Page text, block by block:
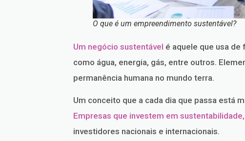
O que é um empreendimento sustentável?
Um negócio sustentável é aquele que usa
como água, energia, gás, entre outros.
permanência humana no mundo terra.
Um conceito que a cada dia que passa está
Empresas que investem em
investidores nacionais e internacionais.